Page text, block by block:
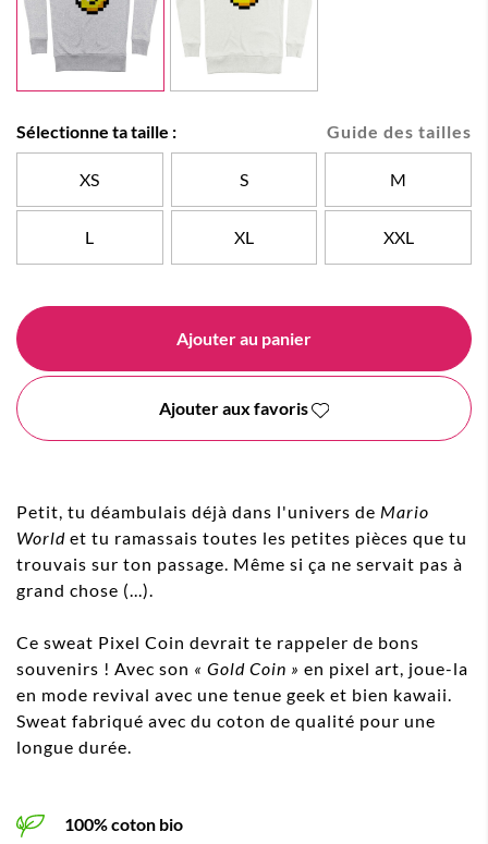
Guide des tailles
Sélectionne ta taille :
XS S M
L XL XXL
Ajouter au panier
Ajouter aux favoris
Petit, tu déambulais déjà dans l'univers de Mario
World et tu ramassais toutes les petites pièces que tu
trouvais sur ton passage. Même si ça ne servait pas à
grand chose (...).
Ce sweat Pixel Coin devrait te rappeler de bons
souvenirs ! Avec son « Gold Coin » en pixel art, joue-la
en mode revival avec une tenue geek et bien kawaii.
Sweat fabriqué avec du coton de qualité pour une
longue durée.
100% coton bio